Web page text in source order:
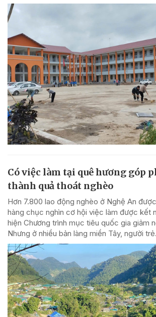
Có việc làm tại quê hương góp
thành quả thoát nghèo
Hơn 7.800 lao động nghèo ở Nghệ An
hàng chục nghìn cơ hội việc làm được kết
hiện Chương trình mục tiêu quốc gia giảm
Nhưng ở nhiều bản làng miền Tây, người